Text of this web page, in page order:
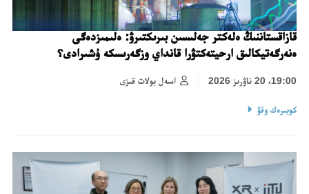
قازاقستاننىڭ ەلەكتر جەلىسىن بىرىكتىرۋ: ەلىمىزدەگى
ەنەرگەتيكالىق ارحيتەكتۋرا قانداي وزگەرىسكە ۇشىرادى؟
اسەل بولات قىزى 19:00، 20 ناۋرىز 2026
كوبىرەك وقۋ